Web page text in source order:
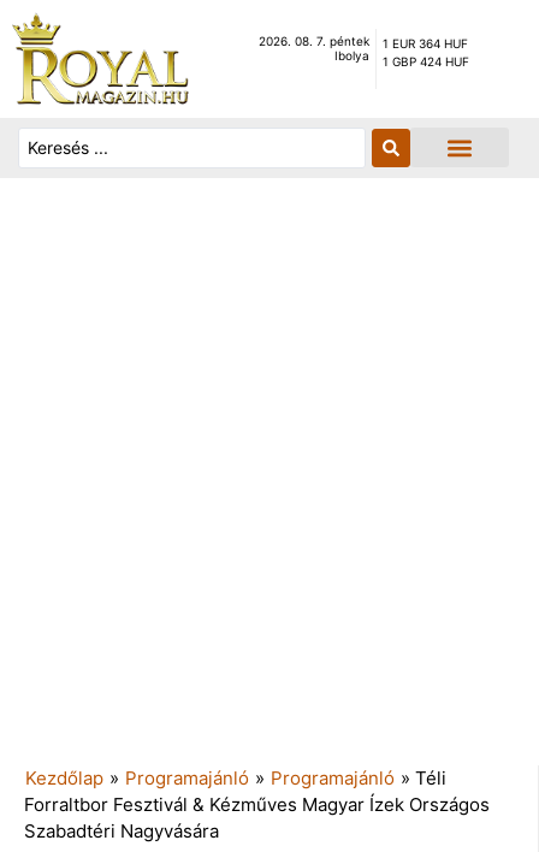
2026. 08. 7. péntek
Ibolya
1 EUR 364 HUF
1 GBP 424 HUF
Kezdőlap » Programajánló » Programajánló » Téli
Forraltbor Fesztivál & Kézműves Magyar Ízek Országos
Szabadtéri Nagyvására